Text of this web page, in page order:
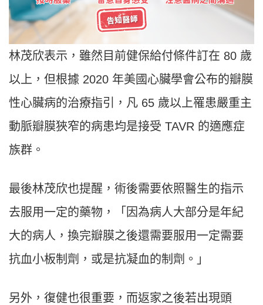
林茂欣表示，雖然目前健保給付條件訂在 80 歲
以上，但根據 2020 年美國心臟學會公布的瓣膜
性心臟病的治療指引，凡 65 歲以上罹患嚴重主
動脈瓣膜狹窄的病患均是接受 TAVR 的適應症
族群。
最後林茂欣也提醒，術後需要依照醫生的指示
去服用一定的藥物，「因為病人大部分是年紀
大的病人，換完瓣膜之後還需要服用一定需要
抗血小板制劑，或是抗凝血的制劑。」
另外，復健也很重要，而返家之後若出現頭